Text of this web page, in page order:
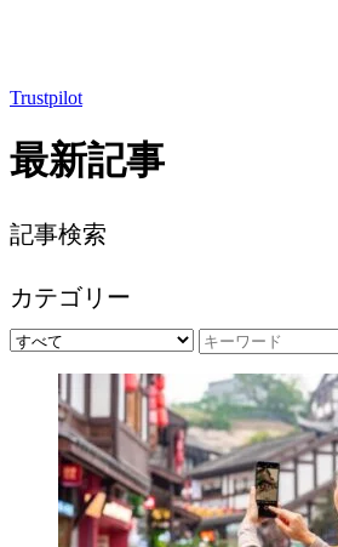
Trustpilot
最新記事
記事検索
カテゴリー